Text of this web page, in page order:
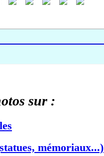
sur :
mémoriaux...)